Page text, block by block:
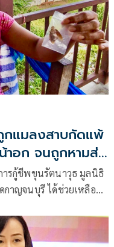
กแมลงสาบกัดแพ้
าอก จนถูกหามส่ง
ารกู้ชีพขุนรัตนาวุธ มูลนิธิ
าญจนบุรี ได้ช่วยเหลือนา
ามีรอยบวมแดง